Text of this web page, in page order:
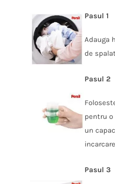
Pasul 1
Adauga
de
Pasul 2
pentru o
un
Pasul 3